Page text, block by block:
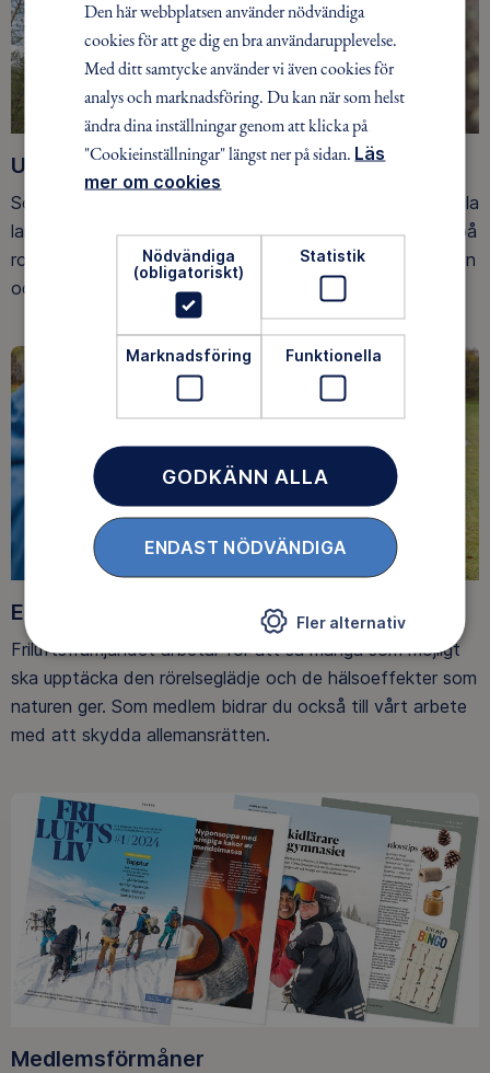
Upptäck nya äventyr
Som medlem har du tillgång till alla våra äventyr, över hela
landet. Våra ideella ledare guidar barn, unga och vuxna på
roliga och trygga äventyr i skogen, på vattnet, snön, isen
och på fjället.
Ett friluftsliv för alla
Friluftsfrämjandet arbetar för att så många som möjligt
ska upptäcka den rörelseglädje och de hälsoeffekter som
naturen ger. Som medlem bidrar du också till vårt arbete
med att skydda allemansrätten.
Medlemsförmåner
Den här webbplatsen använder nödvändiga
cookies för att ge dig en bra användarupplevelse.
Med ditt samtycke använder vi även cookies för
analys och marknadsföring. Du kan när som helst
ändra dina inställningar genom att klicka på
"Cookieinställningar" längst ner på sidan. Läs
mer om cookies
Nödvändiga
(obligatoriskt)
Statistik
Marknadsföring Funktionella
GODKÄNN ALLA
ENDAST NÖDVÄNDIGA
Fler alternativ